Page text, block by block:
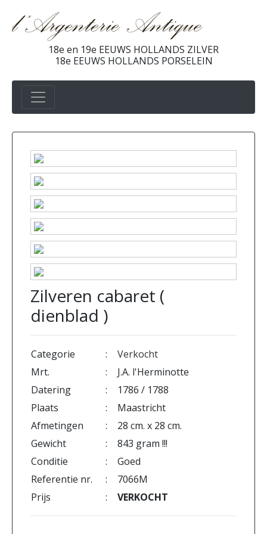
18e en 19e EEUWS HOLLANDS ZILVER
18e EEUWS HOLLANDS PORSELEIN
Zilveren cabaret (
dienblad )
Categorie :
Verkocht
Mrt.
:
J.A. l'Herminotte
Datering
:
1786 / 1788
Plaats
:
Maastricht
Afmetingen
:
28 cm. x 28 cm.
Gewicht
:
843 gram !!!
Conditie
:
Goed
Referentie nr.
:
7066M
Prijs
: VERKOCHT